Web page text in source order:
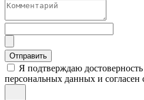
Отправить
Я подтверждаю
персональных данных и согласен